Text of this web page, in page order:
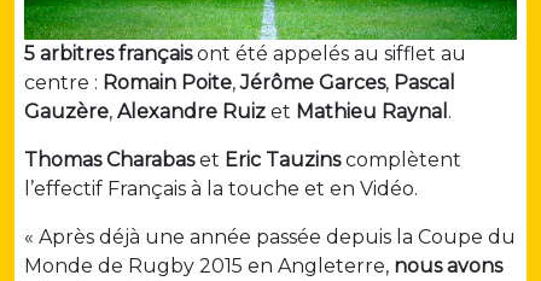
5 arbitres françaisont été appelés au sifflet au
centre : Romain Poite,Jérôme Garces, Pascal
Gauzère, Alexandre Ruiz et Mathieu Raynal .
Thomas Charabaset Eric Tauzinscomplètent
l’effectif Français à la touche et en Vidéo.
« Après déjà une année passée depuis la Coupe du
Monde de Rugby 2015 en Angleterre, nous avons